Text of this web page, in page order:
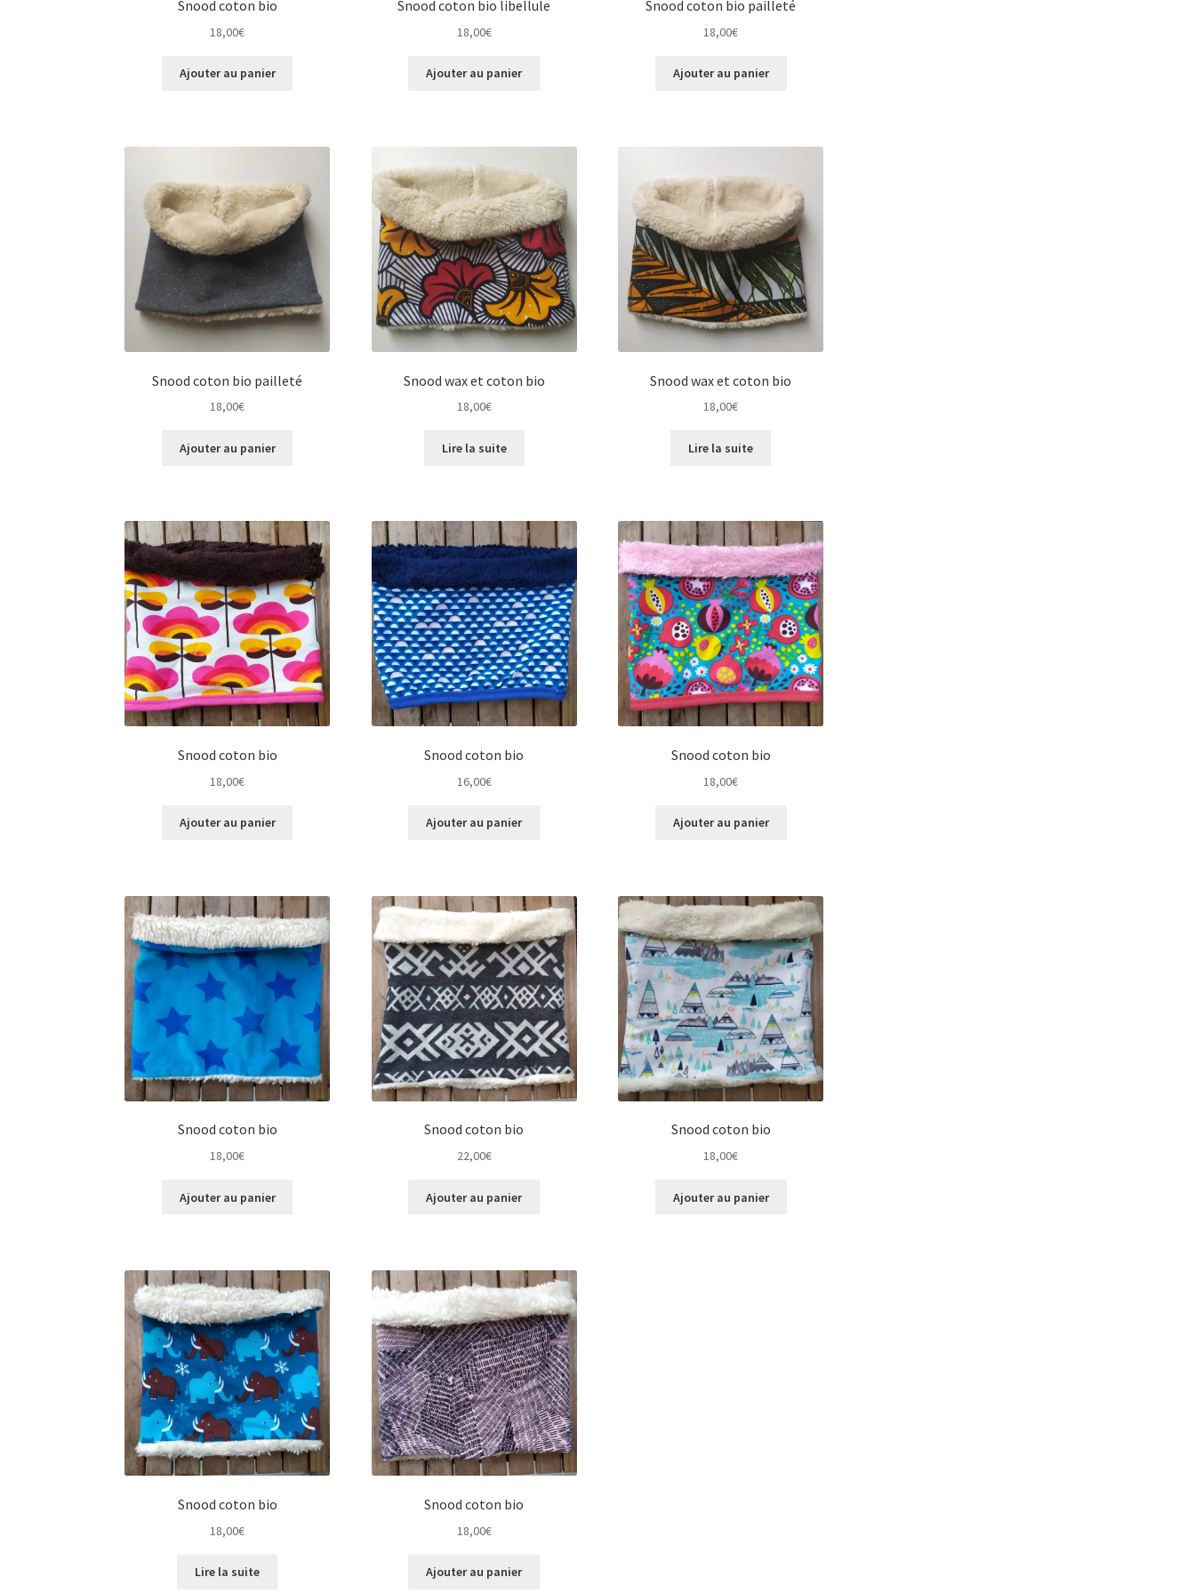
Snood coton bio
18,00€
Ajouter au panier
Snood coton bio libellule
18,00€
Ajouter au panier
Snood coton bio pailleté
18,00€
Ajouter au panier
Snood coton bio pailleté
18,00€
Ajouter au panier
Snood wax et coton bio
18,00€
Lire la suite
Snood wax et coton bio
18,00€
Lire la suite
Snood coton bio
18,00€
Ajouter au panier
Snood coton bio
16,00€
Ajouter au panier
Snood coton bio
18,00€
Ajouter au panier
Snood coton bio
18,00€
Ajouter au panier
Snood coton bio
22,00€
Ajouter au panier
Snood coton bio
18,00€
Ajouter au panier
Snood coton bio
18,00€
Lire la suite
Snood coton bio
18,00€
Ajouter au panier